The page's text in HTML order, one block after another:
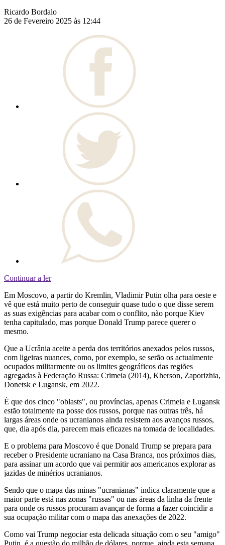
Ricardo Bordalo
26 de Fevereiro 2025 às 12:44
Continuar a ler
Em Moscovo, a partir do Kremlin, Vladimir Putin olha para oeste e
vê que está muito perto de conseguir quase tudo o que disse serem
as suas exigências para acabar com o conflito, não porque Kiev
tenha capitulado, mas porque Donald Trump parece querer o
mesmo.
Que a Ucrânia aceite a perda dos territórios anexados pelos russos,
com ligeiras nuances, como, por exemplo, se serão os actualmente
ocupados militarmente ou os limites geográficos das regiões
agregadas à Federação Russa: Crimeia (2014), Kherson, Zaporizhia,
Donetsk e Lugansk, em 2022.
É que dos cinco "oblasts", ou províncias, apenas Crimeia e Lugansk
estão totalmente na posse dos russos, porque nas outras três, há
largas áreas onde os ucranianos ainda resistem aos avanços russos,
que, dia após dia, parecem mais eficazes na tomada de localidades.
E o problema para Moscovo é que Donald Trump se prepara para
receber o Presidente ucraniano na Casa Branca, nos próximos dias,
para assinar um acordo que vai permitir aos americanos explorar as
jazidas de minérios ucranianos.
Sendo que o mapa das minas "ucranianas" indica claramente que a
maior parte está nas zonas "russas" ou nas áreas da linha da frente
para onde os russos procuram avançar de forma a fazer coincidir a
sua ocupação militar com o mapa das anexações de 2022.
Como vai Trump negociar esta delicada situação com o seu "amigo"
Putin, é a questão do milhão de dólares, porque, ainda esta semana,